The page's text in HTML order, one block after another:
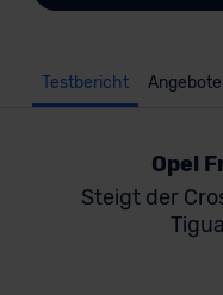
Testbericht Angebote
Opel
Steigt der